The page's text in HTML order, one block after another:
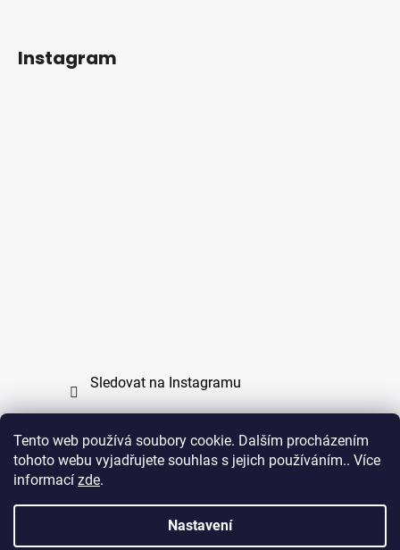
Tento web používá soubory cookie. Dalším procházením
tohoto webu vyjadřujete souhlas s jejich používáním.. Více
informací zde.
Nastavení
Instagram
Sledovat na Instagramu
Copyright (c) 2011 - 2026 zoo-branik.cz - Všechna